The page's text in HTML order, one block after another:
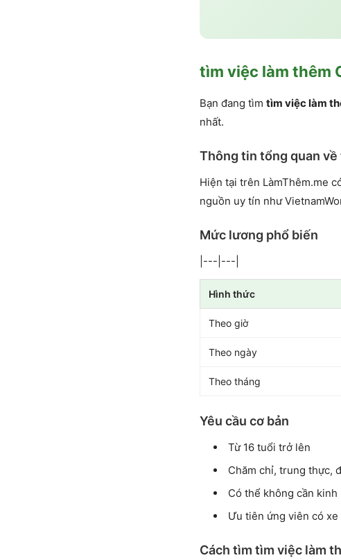
tìm việc làm thêm
Bạn đang tìm tìm việc làm
nhất.
Thông tin tổng quan
Hiện tại trên LàmThêm.me
nguồn uy tín như
Mức lương phổ biến
|---|---|
Hình thức
Theo giờ
Theo ngày
Theo tháng
Yêu cầu cơ bản
Từ 16 tuổi trở lên
Chăm chỉ, trung thực,
Có thể không cần
Ưu tiên ứng viên có
Cách tìm tìm việc làm